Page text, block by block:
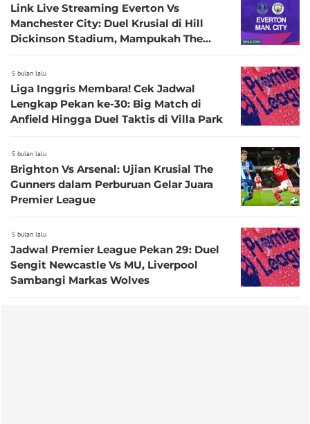
Link Live Streaming Everton Vs
Manchester City: Duel Krusial di Hill
Dickinson Stadium, Mampukah The
5 bulan lalu
Liga Inggris Membara! Cek Jadwal
Lengkap Pekan ke-30: Big Match di
Anfield Hingga Duel Taktis di Villa Park
5 bulan lalu
Brighton Vs Arsenal: Ujian Krusial The
Gunners dalam Perburuan Gelar Juara
Premier League
5 bulan lalu
Jadwal Premier League Pekan 29: Duel
Sengit Newcastle Vs MU, Liverpool
Sambangi Markas Wolves